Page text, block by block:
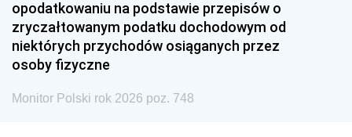
opodatkowaniu na podstawie przepisów o
zryczałtowanym podatku dochodowym od
niektórych przychodów osiąganych przez
osoby fizyczne
Monitor Polski rok 2026 poz. 748